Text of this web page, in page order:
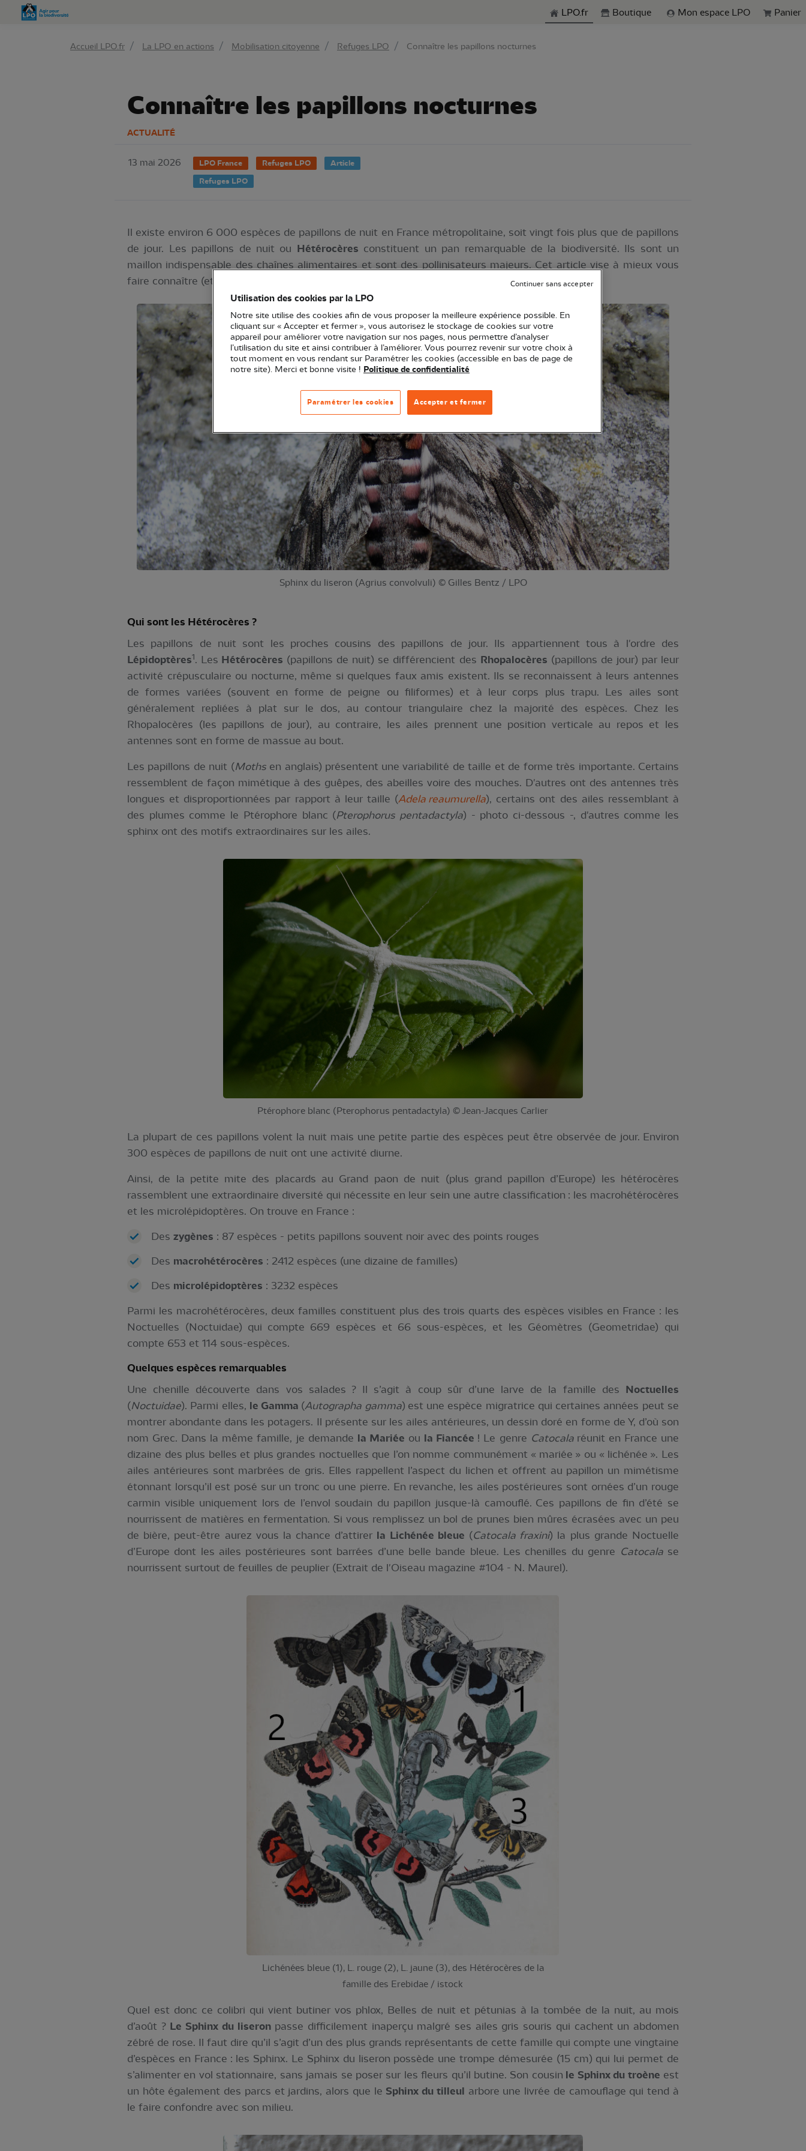
Aller à la rechercheLPO.fr Boutique Mon espace LPO Panier
Accueil LPO.fr La LPO en actions Mobilisation citoyenne Refuges LPO Connaître les papillons nocturnes
Connaître les papillons nocturnes
ACTUALITÉ
13 mai 2026 LPO France Refuges LPO
Article
Refuges LPO
Il existe environ 6 000 espèces de papillons de nuit en France métropolitaine, soit vingt fois plus que de papillons
de jour. Les papillons de nuit ou Hétérocères constituent un pan remarquable de la biodiversité. Ils sont un
maillon indispensable des chaînes alimentaires et sont des pollinisateurs majeurs. Cet article vise à mieux vous
faire connaître (et aimer) les papillons de nuit.
Sphinx du liseron (Agrius convolvuli) © Gilles Bentz / LPO
Qui sont les Hétérocères ?
Les papillons de nuit sont les proches cousins des papillons de jour. Ils appartiennent tous à l'ordre des
Lépidoptères1. Les Hétérocères (papillons de nuit) se différencient des Rhopalocères (papillons de jour) par leur
activité crépusculaire ou nocturne, même si quelques faux amis existent. Ils se reconnaissent à leurs antennes
de formes variées (souvent en forme de peigne ou filiformes) et à leur corps plus trapu. Les ailes sont
généralement repliées à plat sur le dos, au contour triangulaire chez la majorité des espèces. Chez les
Rhopalocères (les papillons de jour), au contraire, les ailes prennent une position verticale au repos et les
antennes sont en forme de massue au bout.
Les papillons de nuit (Mothsen anglais) présentent une variabilité de taille et de forme très importante. Certains
ressemblent de façon mimétique à des guêpes, des abeilles voire des mouches. D'autres ont des antennes très
longues et disproportionnées par rapport à leur taille (Adela reaumurella), certains ont des ailes ressemblant à
des plumes comme le Ptérophore blanc (Pterophorus pentadactyla) - photo ci-dessous -, d'autres comme les
sphinx ont des motifs extraordinaires sur les ailes.
Ptérophore blanc (Pterophorus pentadactyla) © Jean-Jacques Carlier
La plupart de ces papillons volent la nuit mais une petite partie des espèces peut être observée de jour. Environ
300 espèces de papillons de nuit ont une activité diurne.
Ainsi, de la petite mite des placards au Grand paon de nuit (plus grand papillon d’Europe) les hétérocères
rassemblent une extraordinaire diversité qui nécessite en leur sein une autre classification : les macrohétérocères
et les microlépidoptères. On trouve en France :
Des zygènes : 87 espèces - petits papillons souvent noir avec des points rouges
Des macrohétérocères : 2412 espèces (une dizaine de familles)
Des microlépidoptères : 3232 espèces
Parmi les macrohétérocères, deux familles constituent plus des trois quarts des espèces visibles en France : les
Noctuelles (Noctuidae) qui compte 669 espèces et 66 sous-espèces, et les Géomètres (Geometridae) qui
compte 653 et 114 sous-espèces.
Quelques espèces remarquables
Une chenille découverte dans vos salades ? Il s’agit à coup sûr d’une larve de la famille des Noctuelles
(Noctuidae). Parmi elles, le Gamma (Autographa gamma) est une espèce migratrice qui certaines années peut se
montrer abondante dans les potagers. Il présente sur les ailes antérieures, un dessin doré en forme de Y, d’où son
nom Grec. Dans la même famille, je demande la Mariée ou la Fiancée ! Le genre Catocala réunit en France une
dizaine des plus belles et plus grandes noctuelles que l’on nomme communément « mariée » ou « lichénée ». Les
ailes antérieures sont marbrées de gris. Elles rappellent l’aspect du lichen et offrent au papillon un mimétisme
étonnant lorsqu’il est posé sur un tronc ou une pierre. En revanche, les ailes postérieures sont ornées d’un rouge
carmin visible uniquement lors de l’envol soudain du papillon jusque-là camouflé. Ces papillons de fin d’été se
nourrissent de matières en fermentation. Si vous remplissez un bol de prunes bien mûres écrasées avec un peu
de bière, peut-être aurez vous la chance d’attirer la Lichénée bleue (Catocala fraxini) la plus grande Noctuelle
d’Europe dont les ailes postérieures sont barrées d’une belle bande bleue. Les chenilles du genre Catocalase
nourrissent surtout de feuilles de peuplier (Extrait de l'Oiseau magazine #104 - N. Maurel).
Lichénées bleue (1), L. rouge (2), L. jaune (3), des Hétérocères de la
famille des Erebidae / istock
Quel est donc ce colibri qui vient butiner vos phlox, Belles de nuit et pétunias à la tombée de la nuit, au mois
d’août ? Le Sphinx du liseronpasse difficilement inaperçu malgré ses ailes gris souris qui cachent un abdomen
zébré de rose. Il faut dire qu’il s’agit d’un des plus grands représentants de cette famille qui compte une vingtaine
d’espèces en France : les Sphinx. Le Sphinx du liseron possède une trompe démesurée (15 cm) qui lui permet de
s’alimenter en vol stationnaire, sans jamais se poser sur les fleurs qu’il butine. Son cousin le Sphinx du troène est
un hôte également des parcs et jardins, alors que le Sphinx du tilleul arbore une livrée de camouflage qui tend à
le faire confondre avec son milieu.
Utilisation des cookies par la LPO
Notre site utilise des cookies afin de vous proposer la meilleure expérience possible. En
cliquant sur « Accepter et fermer », vous autorisez le stockage de cookies sur votre
appareil pour améliorer votre navigation sur nos pages, nous permettre d’analyser
l’utilisation du site et ainsi contribuer à l’améliorer. Vous pourrez revenir sur votre choix à
tout moment en vous rendant sur Paramétrer les cookies (accessible en bas de page de
notre site). Merci et bonne visite ! Politique de confidentialité
Accepter et fermer
Paramétrer les cookies
Continuer sans accepter